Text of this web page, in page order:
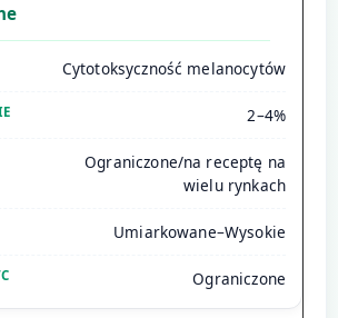
Cytotoksyczność melanocytów
2–4%
Ograniczone/na receptę na
wielu rynkach
Umiarkowane–Wysokie
Ograniczone